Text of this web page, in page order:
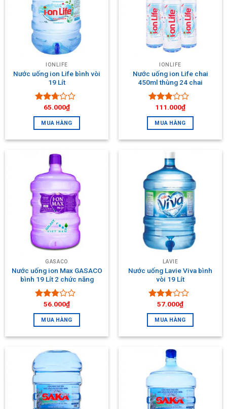
IONLIFE
Nước uống ion Life bình vòi
19 Lít
Được
xếp
hạng
2.555
sao
65.000₫
MUA HÀNG
IONLIFE
Nước uống ion Life chai
450ml thùng 24 chai
Được
xếp
hạng
2.635
sao
111.000₫
MUA HÀNG
GASACO
Nước uống ion Max GASACO
bình 19 Lít 2 chức năng
Được
xếp
hạng
2.685
sao
56.000₫
MUA HÀNG
LAVIE
Nước uống Lavie Viva bình
vòi 19 Lít
Được
xếp
hạng
2.54
5 sao
57.000₫
MUA HÀNG